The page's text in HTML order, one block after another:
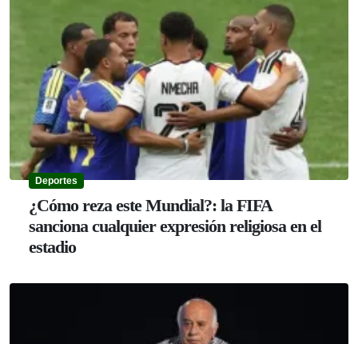
Deportes
¿Cómo reza este Mundial?: la FIFA
sanciona cualquier expresión religiosa en el
estadio